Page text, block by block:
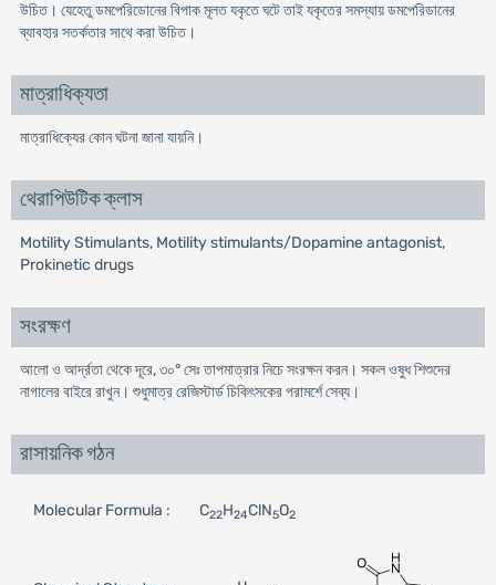
উচিত। যেহেতু ডমপেরিডোনের বিপাক মূলত যকৃতে ঘটে তাই যকৃতের সমস্যায় ডমপেরিডানের
ব্যাবহার সতর্কতার সাথে করা উচিত।
মাত্রাধিক্যতা
মাত্রাধিক্যের কোন ঘটনা জানা যায়নি।
থেরাপিউটিক ক্লাস
Motility Stimulants, Motility stimulants/Dopamine antagonist,
Prokinetic drugs
সংরক্ষণ
আলাে ও আর্দ্রতা থেকে দূরে, ৩০° সেঃ তাপমাত্রার নিচে সংরক্ষন করন। সকল ওষুধ শিশুদের
নাগালের বাইরে রাখুন। শুধুমাত্র রেজিস্টার্ড চিকিৎসকের পরামর্শে সেব্য।
রাসায়নিক গঠন
Molecular Formula : C22H24ClN5O2